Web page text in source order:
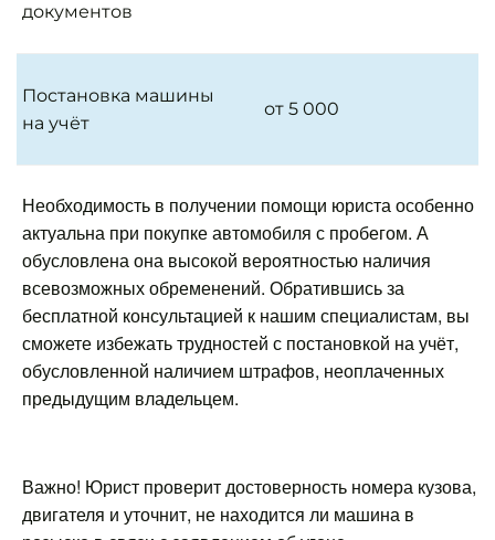
документов
Постановка машины
на учёт
от 5 000
Необходимость в получении помощи юриста особенно
актуальна при покупке автомобиля с пробегом. А
обусловлена она высокой вероятностью наличия
всевозможных обременений. Обратившись за
бесплатной консультацией к нашим специалистам, вы
сможете избежать трудностей с постановкой на учёт,
обусловленной наличием штрафов, неоплаченных
предыдущим владельцем.
Важно! Юрист проверит достоверность номера кузова,
двигателя и уточнит, не находится ли машина в